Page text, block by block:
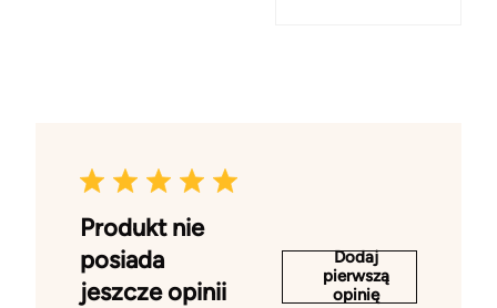
Produkt nie
posiada
jeszcze opinii
Dodaj
pierwszą
opinię